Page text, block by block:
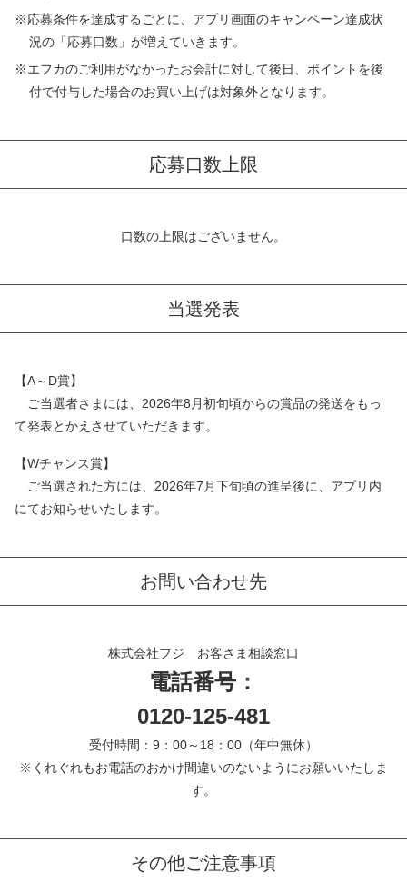
※応募条件を達成するごとに、アプリ画面のキャンペーン達成状
況の「応募口数」が増えていきます。
※エフカのご利用がなかったお会計に対して後日、ポイントを後
付で付与した場合のお買い上げは対象外となります。
応募口数上限
口数の上限はございません。
当選発表
【A～D賞】
ご当選者さまには、2026年8月初旬頃からの賞品の発送をもっ
て発表とかえさせていただきます。
【Wチャンス賞】
ご当選された方には、2026年7月下旬頃の進呈後に、アプリ内
にてお知らせいたします。
お問い合わせ先
株式会社フジ お客さま相談窓口
電話番号：
0120-125-481
受付時間：9：00～18：00（年中無休）
※くれぐれもお電話のおかけ間違いのないようにお願いいたしま
す。
その他ご注意事項